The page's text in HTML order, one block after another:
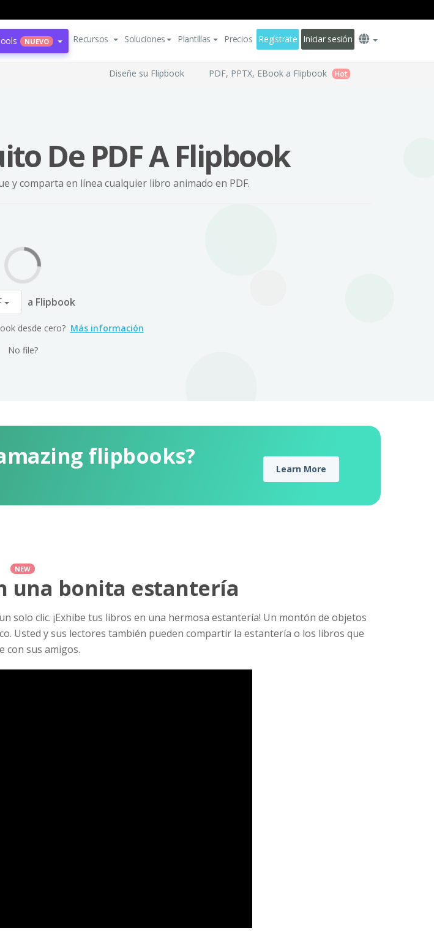
NUEVO Recursos Soluciones Plantillas Precios Regístrate Iniciar sesión
Diseñe su Flipbook PDF, PPTX, EBook a Flipbook Hot
De PDF A Flipbook
y comparta en línea cualquier libro animado en PDF.
a Flipbook
desde cero? Más información
No file?
flipbooks? Learn More
NEW
una bonita estantería
solo clic. ¡Exhibe tus libros en una hermosa estantería! Un montón de objetos
Usted y sus lectores también pueden compartir la estantería o los libros que
con sus amigos.